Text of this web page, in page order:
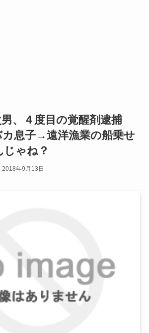
、４度目の覚醒剤逮捕
息子→遠洋漁業の船乗せ
ゃね？
2018年9月13日